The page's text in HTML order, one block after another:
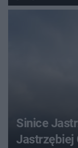
Sinice
Jastrzębiej